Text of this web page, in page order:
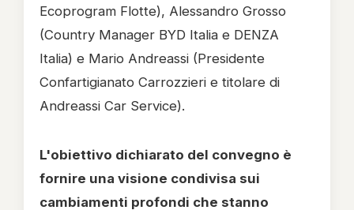
Ecoprogram Flotte), Alessandro Grosso
(Country Manager BYD Italia e DENZA
Italia) e Mario Andreassi (Presidente
Confartigianato Carrozzieri e titolare di
Andreassi Car Service).
L'obiettivo dichiarato del convegno è
fornire una visione condivisa sui
cambiamenti profondi che stanno